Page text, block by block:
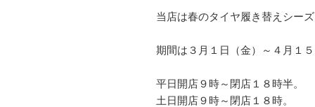
当店は春のタイヤ履き替えシー
期間は３月１日（金）～４月１
平日開店９時～閉店１８時半。
土日開店９時～閉店１８時。